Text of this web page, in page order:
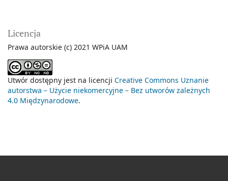
Licencja
Prawa autorskie (c) 2021 WPiA UAM
Utwór dostępny jest na licencji Creative Commons Uznanie
autorstwa – Użycie niekomercyjne – Bez utworów zależnych
4.0 Międzynarodowe.